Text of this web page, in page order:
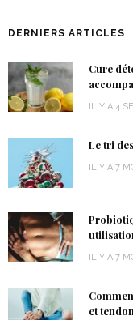
DERNIERS ARTICLES
Cure
IL Y A 4
Le tri
IL Y A 7
IL Y A 7
et